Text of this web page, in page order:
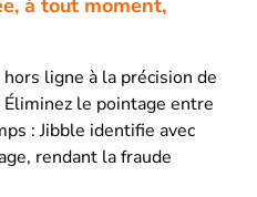
ligne à la précision de
Éliminez le pointage entre
: Jibble identifie avec
rendant la fraude